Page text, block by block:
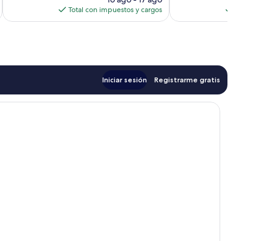
actual
es
Total con impuestos y cargos
Iniciar sesión Registrarme gratis